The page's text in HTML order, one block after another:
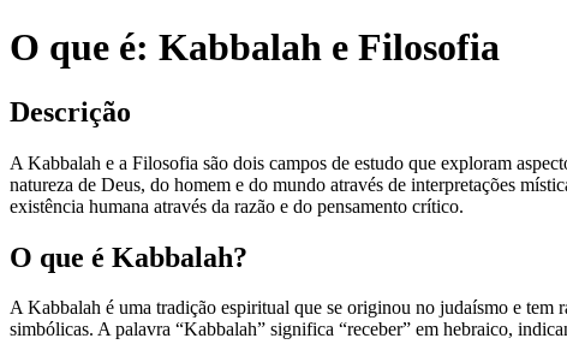
O que é: Kabbalah e Filosofia
Descrição
A Kabbalah e a Filosofia são dois campos de estudo que exploram
natureza de Deus, do homem e do mundo através de interpretações
existência humana através da razão e do pensamento crítico.
O que é Kabbalah?
A Kabbalah é uma tradição espiritual que se originou no judaísmo e tem
simbólicas. A palavra “Kabbalah” significa “receber” em hebraico,